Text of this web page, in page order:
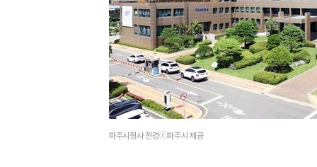
파주시청사 전경ⓒ파주시 제공